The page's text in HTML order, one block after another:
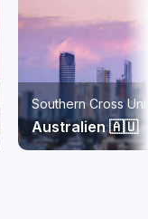
ISC Paris
Frankrig